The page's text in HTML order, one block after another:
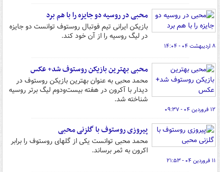
محبی در روسیه دو جایزه را با هم برد
بازیکن ایرانی تیم فوتبال روستوف توانست دو جایزه
در لیگ روسیه را از آن خود کند.
۸ اردیبهشت ۰۴ - ۱۴:۰۴
محبی بهترین بازیکن روستوف شد+ عکس
محمد محبی به عنوان بهترین بازیکن روستوف در
دیدار با آکرون در هفته بیست‌ودوم لیگ برتر روسیه
شناخته شد.
۱۲ فروردین ۰۴ - ۰۹:۳۷
پیروزی روستوف با گلزنی محبی
محمد محبی توانست یکی از گلهای روستوف را برابر
اکرون به ثمر برساند.
۱۱ فروردین ۰۴ - ۲۱:۵۳